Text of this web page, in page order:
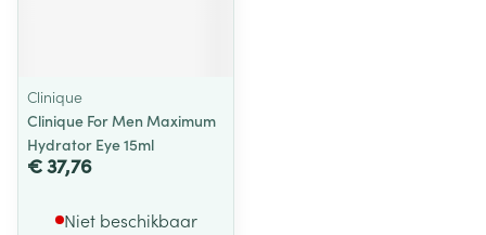
Clinique
Clinique For Men Maximum
Hydrator Eye 15ml
€ 37,76
Niet beschikbaar